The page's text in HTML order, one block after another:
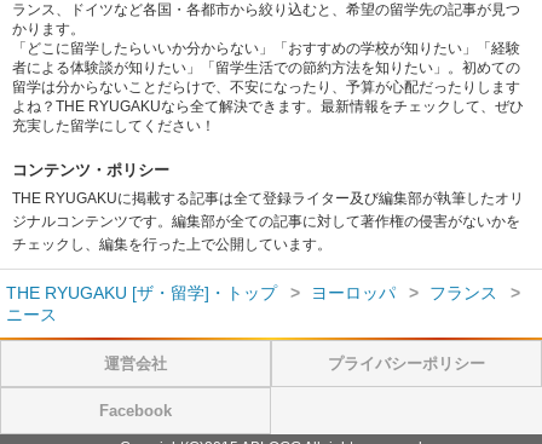
ランス、ドイツなど各国・各都市から絞り込むと、希望の留学先の記事が見つ
かります。
「どこに留学したらいいか分からない」「おすすめの学校が知りたい」「経験
者による体験談が知りたい」「留学生活での節約方法を知りたい」。初めての
留学は分からないことだらけで、不安になったり、予算が心配だったりします
よね？THE RYUGAKUなら全て解決できます。最新情報をチェックして、ぜひ
充実した留学にしてください！
コンテンツ・ポリシー
THE RYUGAKUに掲載する記事は全て登録ライター及び編集部が執筆したオリ
ジナルコンテンツです。編集部が全ての記事に対して著作権の侵害がないかを
チェックし、編集を行った上で公開しています。
THE RYUGAKU [ザ・留学]・トップ ヨーロッパ
フランス
ニース
運営会社 プライバシーポリシー
Facebook